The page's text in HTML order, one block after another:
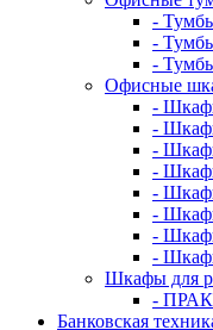
-
-
-
Офисные
-
-
-
-
-
-
-
-
Шкафы для
-
Банковская